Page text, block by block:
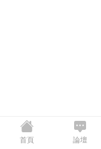
首頁 論壇